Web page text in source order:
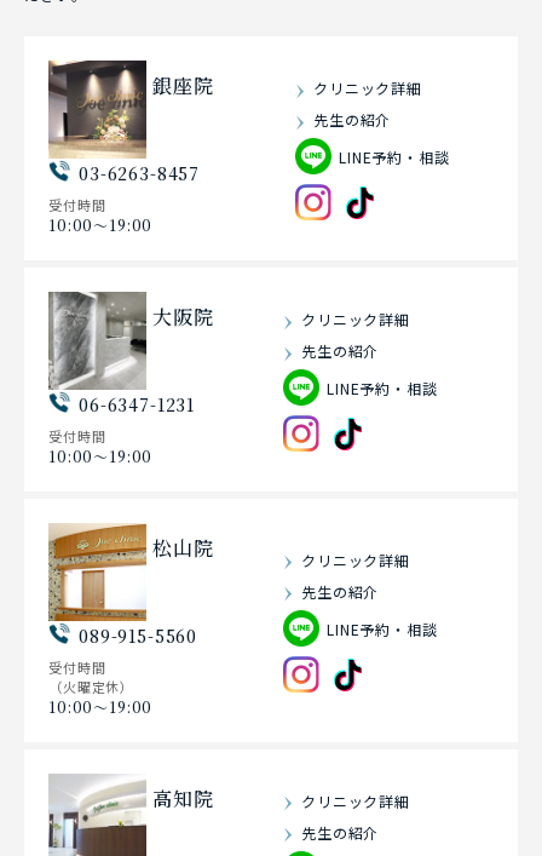
銀座院
03-6263-8457
受付時間
10:00〜19:00
クリニック詳細
先生の紹介
LINE予約・相談
大阪院
06-6347-1231
受付時間
10:00〜19:00
クリニック詳細
先生の紹介
LINE予約・相談
松山院
089-915-5560
受付時間
（火曜定休）
10:00〜19:00
クリニック詳細
先生の紹介
LINE予約・相談
高知院
クリニック詳細
先生の紹介